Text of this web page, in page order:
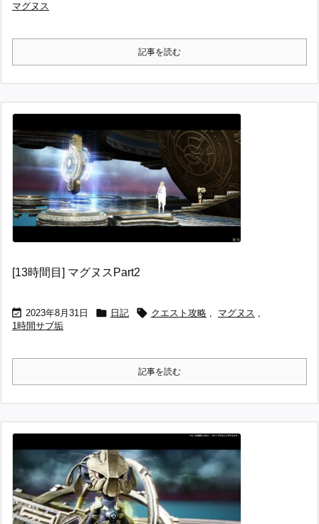
マグヌス
記事を読む
[13時間目] マグヌスPart2
 2023年8月31日  日記  クエスト攻略 , マグヌス ,
1時間サブ垢
記事を読む